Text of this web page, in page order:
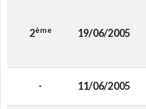
2ème 19/06/2005
- 11/06/2005